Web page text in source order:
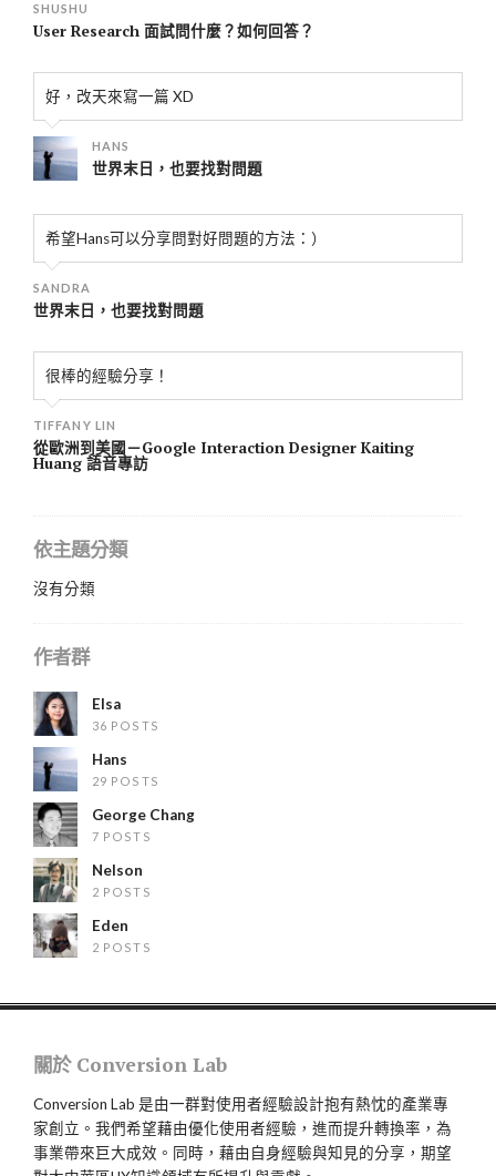
SHUSHU
User Research 面試問什麼？如何回答？
好，改天來寫一篇 XD
HANS
世界末日，也要找對問題
希望Hans可以分享問對好問題的方法：）
SANDRA
世界末日，也要找對問題
很棒的經驗分享！
TIFFANY LIN
從歐洲到美國－Google Interaction Designer Kaiting
Huang 語音專訪
依主題分類
沒有分類
作者群
Elsa
36 POSTS
Hans
29 POSTS
George Chang
7 POSTS
Nelson
2 POSTS
Eden
2 POSTS
關於 Conversion Lab
Conversion Lab 是由一群對使用者經驗設計抱有熱忱的產業專
家創立。我們希望藉由優化使用者經驗，進而提升轉換率，為
事業帶來巨大成效。同時，藉由自身經驗與知見的分享，期望